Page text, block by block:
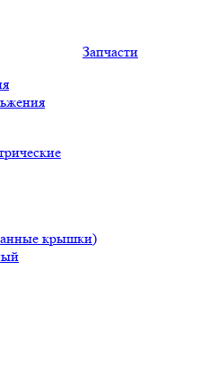
Запчасти
крышки)